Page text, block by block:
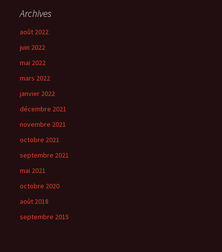
Archives
août 2022
juin 2022
mai 2022
mars 2022
janvier 2022
décembre 2021
novembre 2021
octobre 2021
septembre 2021
mai 2021
octobre 2020
août 2018
septembre 2015